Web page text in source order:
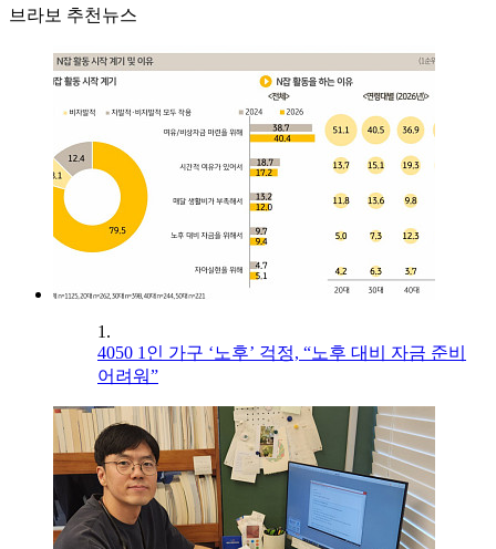
브라보 추천뉴스
1.
4050 1인 가구 ‘노후’ 걱정, “노후 대비 자금 준비
어려워”